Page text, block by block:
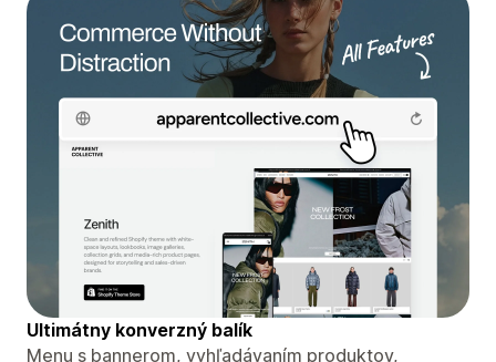
Ultimátny konverzný balík
Menu s bannerom, vyhľadávaním produktov,